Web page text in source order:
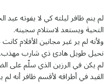
لم ينم ظافر ليلته كي لا يفوته
التحية ويستعد لاستلام سجينه.
ولأنه لم ير غير مجانين الأفلام
نحيل طويل هادئ ذي شارب مهذب.
لم يكن في الرزين الذي سلّم على
القيد في أطرافه لأقسم ظافر أنه